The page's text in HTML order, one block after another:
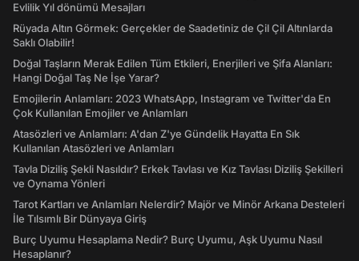
Evlilik Yıl dönümü Mesajları
Rüyada Altın Görmek: Gerçekler de Saadetiniz de Çil Çil Altınlarda
Saklı Olabilir!
Doğal Taşların Merak Edilen Tüm Etkileri, Enerjileri ve Şifa Alanları:
Hangi Doğal Taş Ne İşe Yarar?
Emojilerin Anlamları: 2023 WhatsApp, Instagram ve Twitter'da En
Çok Kullanılan Emojiler ve Anlamları
Atasözleri ve Anlamları: A'dan Z'ye Gündelik Hayatta En Sık
Kullanılan Atasözleri ve Anlamları
Tavla Diziliş Şekli Nasıldır? Erkek Tavlası ve Kız Tavlası Diziliş Şekilleri
ve Oynama Yönleri
Tarot Kartları ve Anlamları Nelerdir? Majör ve Minör Arkana Desteleri
İle Tılsımlı Bir Dünyaya Giriş
Burç Uyumu Hesaplama Nedir? Burç Uyumu, Aşk Uyumu Nasıl
Hesaplanır?